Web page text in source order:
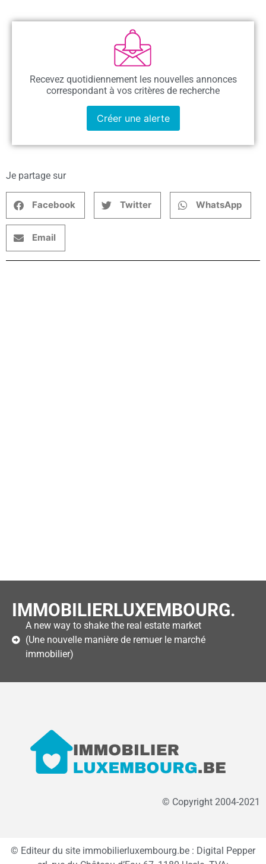
Recevez quotidiennement les nouvelles annonces
correspondant à vos critères de recherche
Créer une alerte
Je partage sur
Facebook Twitter WhatsApp
Email
IMMOBILIERLUXEMBOURG.
A new way to shake the real estate market
(Une nouvelle manière de remuer le marché
immobilier)
© Copyright 2004-2021
© Editeur du site immobilierluxembourg.be : Digital Pepper